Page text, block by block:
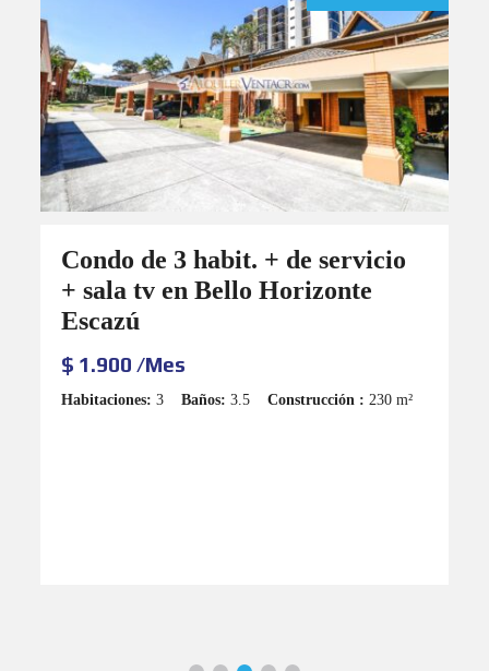
Lujoso Penthouse amueblado
con vista en torre Paradisus
Rohrmoser Pavas
$ 3.050 /Mes
Habitaciones: 2 Baños: 2 Construcción :148 m²